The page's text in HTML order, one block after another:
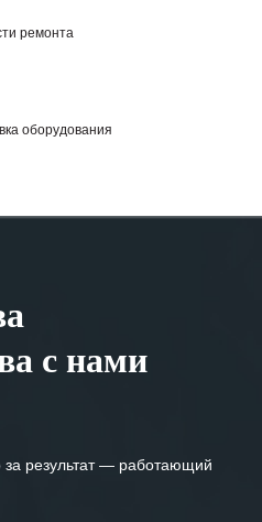
ремонта
оборудования
с нами
за результат — работающий